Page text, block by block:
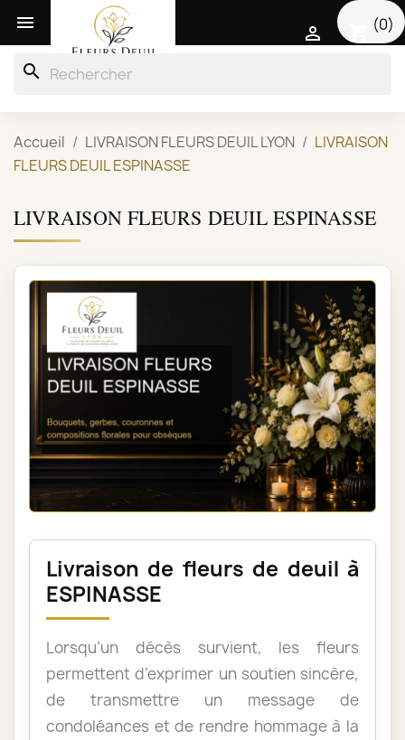
 (0)

search
Accueil LIVRAISON FLEURS DEUIL LYON
LIVRAISON
FLEURS DEUIL ESPINASSE
LIVRAISON FLEURS DEUIL ESPINASSE
Livraison de fleurs de deuil à
ESPINASSE
Lorsqu’un décès survient, les fleurs
permettent d’exprimer un soutien sincère,
de transmettre un message de
condoléances et de rendre hommage à la